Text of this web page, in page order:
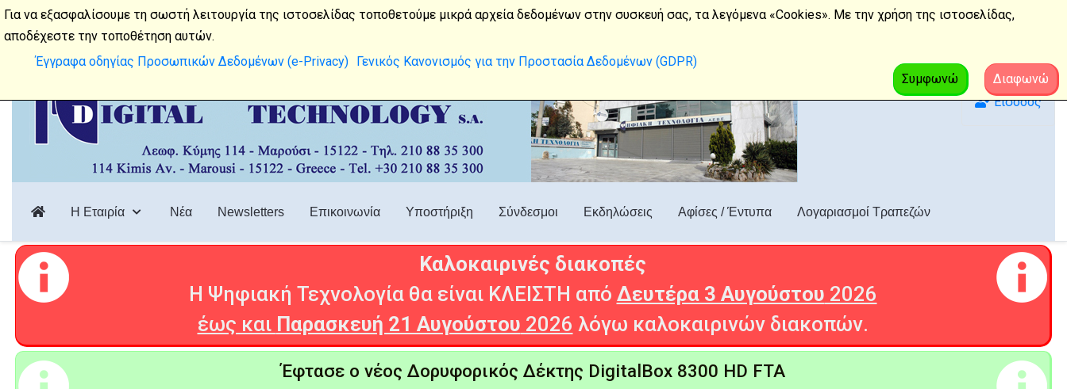
Λεωφόρος Κύμης 114, 15122, Μαρούσι 210 88 35 300 digital7@satnet.gr
Είσοδος
Η Εταιρία Νέα Newsletters Επικοινωνία Υποστήριξη Σύνδεσμοι Εκδηλώσεις Αφίσες / Έντυπα Λογαριασμοί Τραπεζών
Καλοκαιρινές διακοπές
Η Ψηφιακή Τεχνολογία θα είναι ΚΛΕΙΣΤΗ από Δευτέρα 3 Αυγούστου 2026
έως και Παρασκευή 21 Αυγούστου 2026 λόγω καλοκαιρινών διακοπών.
Έφτασε ο νέος Δορυφορικός Δέκτης DigitalBox 8300 HD FTA
Για να εξασφαλίσουμε τη σωστή λειτουργία της ιστοσελίδας τοποθετούμε μικρά αρχεία δεδομένων στην συσκευή σας, τα λεγόμενα «Cookies». Με την χρήση της ιστοσελίδας,
αποδέχεστε την τοποθέτηση αυτών.
Έγγραφα οδηγίας Προσωπικών Δεδομένων (e-Privacy) Γενικός Κανονισμός για την Προστασία Δεδομένων (GDPR)
Διαφωνώ
Συμφωνώ